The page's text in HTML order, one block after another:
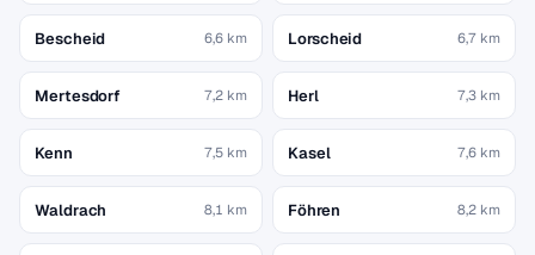
Bescheid 6,6 km Lorscheid 6,7 km
Mertesdorf 7,2 km Herl 7,3 km
Kenn 7,5 km Kasel 7,6 km
Waldrach 8,1 km Föhren 8,2 km